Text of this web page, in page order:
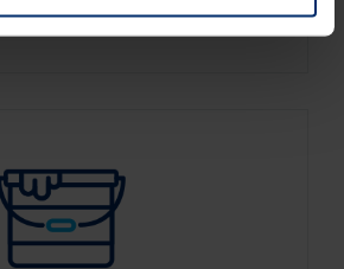
wygładzić swoje ściany.